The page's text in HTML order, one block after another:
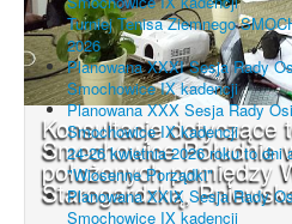
Konsultacje dotyczące
Smochowice Południe
położonych pomiędzy
Starogardzką,
Turniej Tenisa Ziemnego
2026
Planowana XXXI Sesja Rady
Smochowice IX kadencji
Planowana XXX Sesja Rady
Smochowice IX kadencji
24-26 kwietnia 2026 roku to dni
"Wiosenne Porządki"
Planowana XXIX Sesja Rady
Smochowice IX kadencji